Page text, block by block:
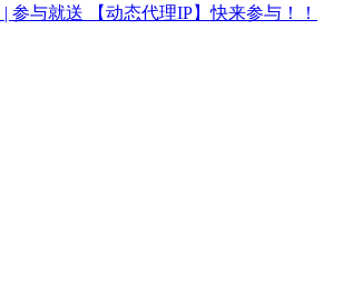
参与就送 【动态代理IP】快来参与！！